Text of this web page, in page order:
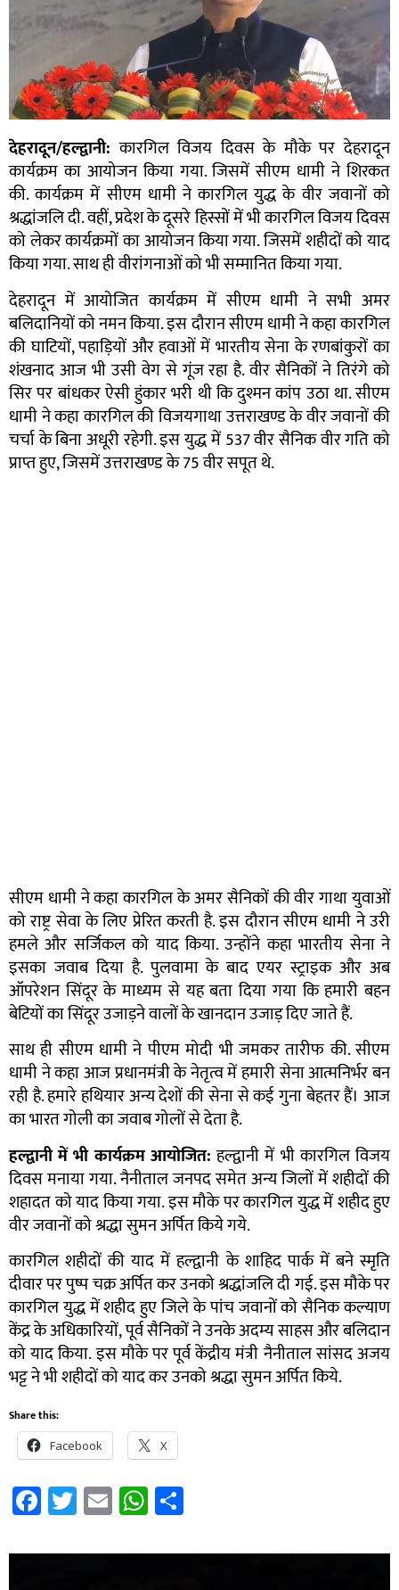
देहरादून/हल्द्वानी: कारगिल विजय दिवस के मौके पर देहरादून
कार्यक्रम का आयोजन किया गया. जिसमें सीएम धामी ने शिरकत
की. कार्यक्रम में सीएम धामी ने कारगिल युद्ध के वीर जवानों को
श्रद्धांजलि दी. वहीं, प्रदेश के दूसरे हिस्सों में भी कारगिल विजय दिवस
को लेकर कार्यक्रमों का आयोजन किया गया. जिसमें शहीदों को याद
किया गया. साथ ही वीरांगनाओं को भी सम्मानित किया गया.
देहरादून में आयोजित कार्यक्रम में सीएम धामी ने सभी अमर
बलिदानियों को नमन किया. इस दौरान सीएम धामी ने कहा कारगिल
की घाटियों, पहाड़ियों और हवाओं में भारतीय सेना के रणबांकुरों का
शंखनाद आज भी उसी वेग से गूंज रहा है. वीर सैनिकों ने तिरंगे को
सिर पर बांधकर ऐसी हुंकार भरी थी कि दुश्मन कांप उठा था. सीएम
धामी ने कहा कारगिल की विजयगाथा उत्तराखण्ड के वीर जवानों की
चर्चा के बिना अधूरी रहेगी. इस युद्ध में 537 वीर सैनिक वीर गति को
प्राप्त हुए, जिसमें उत्तराखण्ड के 75 वीर सपूत थे.
सीएम धामी ने कहा कारगिल के अमर सैनिकों की वीर गाथा युवाओं
को राष्ट्र सेवा के लिए प्रेरित करती है. इस दौरान सीएम धामी ने उरी
हमले और सर्जिकल को याद किया. उन्होंने कहा भारतीय सेना ने
इसका जवाब दिया है. पुलवामा के बाद एयर स्ट्राइक और अब
ऑपरेशन सिंदूर के माध्यम से यह बता दिया गया कि हमारी बहन
बेटियों का सिंदूर उजाड़ने वालों के खानदान उजाड़ दिए जाते हैं.
साथ ही सीएम धामी ने पीएम मोदी भी जमकर तारीफ की. सीएम
धामी ने कहा आज प्रधानमंत्री के नेतृत्व में हमारी सेना आत्मनिर्भर बन
रही है. हमारे हथियार अन्य देशों की सेना से कई गुना बेहतर हैं। आज
का भारत गोली का जवाब गोलों से देता है.
हल्द्वानी में भी कार्यक्रम आयोजित: हल्द्वानी में भी कारगिल विजय
दिवस मनाया गया. नैनीताल जनपद समेत अन्य जिलों में शहीदों की
शहादत को याद किया गया. इस मौके पर कारगिल युद्ध में शहीद हुए
वीर जवानों को श्रद्धा सुमन अर्पित किये गये.
कारगिल शहीदों की याद में हल्द्वानी के शाहिद पार्क में बने स्मृति
दीवार पर पुष्प चक्र अर्पित कर उनको श्रद्धांजलि दी गई. इस मौके पर
कारगिल युद्ध में शहीद हुए जिले के पांच जवानों को सैनिक कल्याण
केंद्र के अधिकारियों, पूर्व सैनिकों ने उनके अदम्य साहस और बलिदान
को याद किया. इस मौके पर पूर्व केंद्रीय मंत्री नैनीताल सांसद अजय
भट्ट ने भी शहीदों को याद कर उनको श्रद्धा सुमन अर्पित किये.
Share this:
Facebook X
Facebook
Twitter
EmailWhatsApp